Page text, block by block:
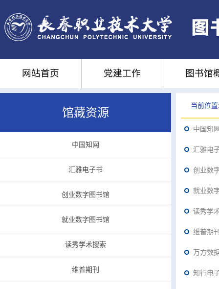
网站首页 党建工作 图书馆
馆藏资源
中国知网
汇雅电子书
创业数字图书馆
就业数字图书馆
读秀学术搜索
维普期刊
当前位
中国知
汇雅电
创业数
就业数
读秀学
维普期
万方数
知行电